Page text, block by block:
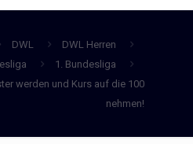
DWL
DWL Herren
1. Bundesliga
werden und Kurs auf die 100
nehmen!